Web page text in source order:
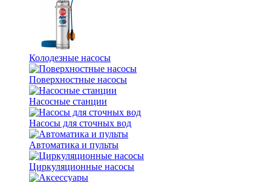
Колодезные насосы
Поверхностные насосы
Насосные станции
Насосы для сточных вод
Автоматика и пульты
Циркуляционные насосы